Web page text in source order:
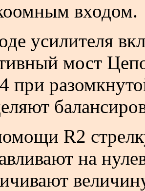
входом.
усилителя
мост
при
R2
на